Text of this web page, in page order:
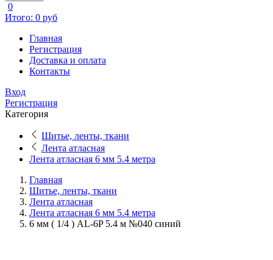
0
Итого: 0 руб
Главная
Регистрация
Доставка и оплата
Контакты
Вход
Регистрация
Категория
Шитье, ленты, ткани
Лента атласная
Лента атласная 6 мм 5.4 метра
Главная
Шитье, ленты, ткани
Лента атласная
Лента атласная 6 мм 5.4 метра
6 мм ( 1/4 ) AL-6P 5.4 м №040 синий